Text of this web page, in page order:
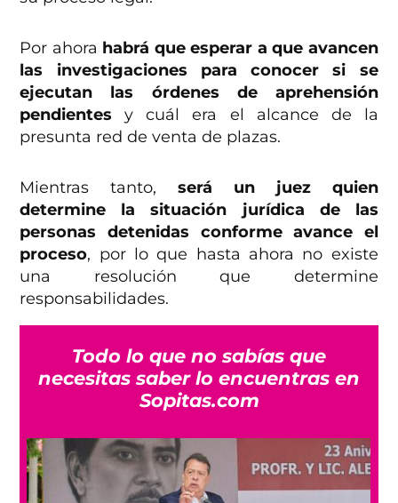
Por ahora habrá que esperar a que avancen
las investigaciones para conocer si se
ejecutan las órdenes de aprehensión
pendientes y cuál era el alcance de la
presunta red de venta de plazas.
Mientras tanto,será un juez quien
determine la situación jurídica de las
personas detenidas conforme avance el
proceso, por lo que hasta ahora no existe
una resolución que determine
responsabilidades.
Todo lo que no sabías que
necesitas saber lo encuentras en
Sopitas.com